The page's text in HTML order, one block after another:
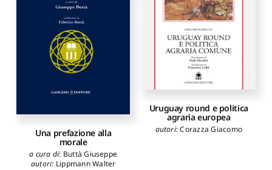
Una prefazione alla
morale
a cura di: Buttà Giuseppe
autori: Lippmann Walter
Uruguay round e politica
agraria europea
autori:Corazza Giacomo